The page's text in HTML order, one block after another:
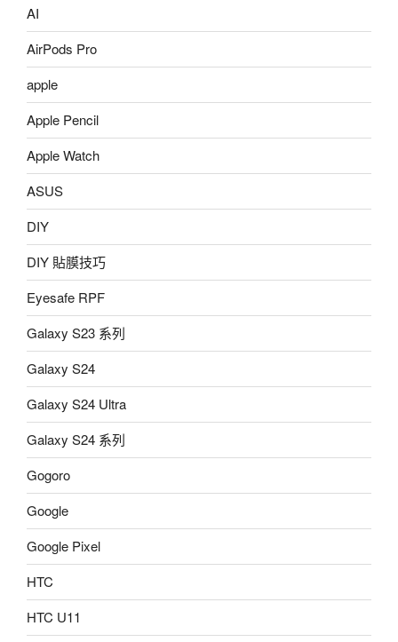
AI
AirPods Pro
apple
Apple Pencil
Apple Watch
ASUS
DIY
DIY 貼膜技巧
Eyesafe RPF
Galaxy S23 系列
Galaxy S24
Galaxy S24 Ultra
Galaxy S24 系列
Gogoro
Google
Google Pixel
HTC
HTC U11